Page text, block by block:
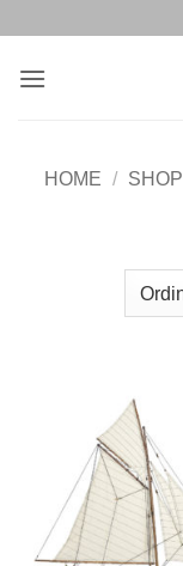
contenuti
HOME / SHOP